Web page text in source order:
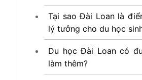
Tại sao Đài Loan là
lý tưởng cho du học
Du học Đài Loan có
làm thêm?